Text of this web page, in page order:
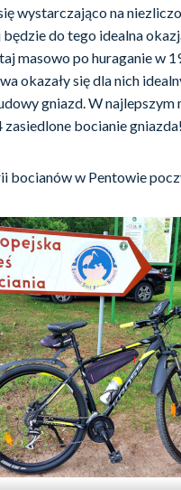
wystarczająco na
do tego idealna
masowo po huraganie w
okazały się dla nich
gniazd. W najlepszym
zasiedlone bocianie gniazda!
bocianów w Pentowie